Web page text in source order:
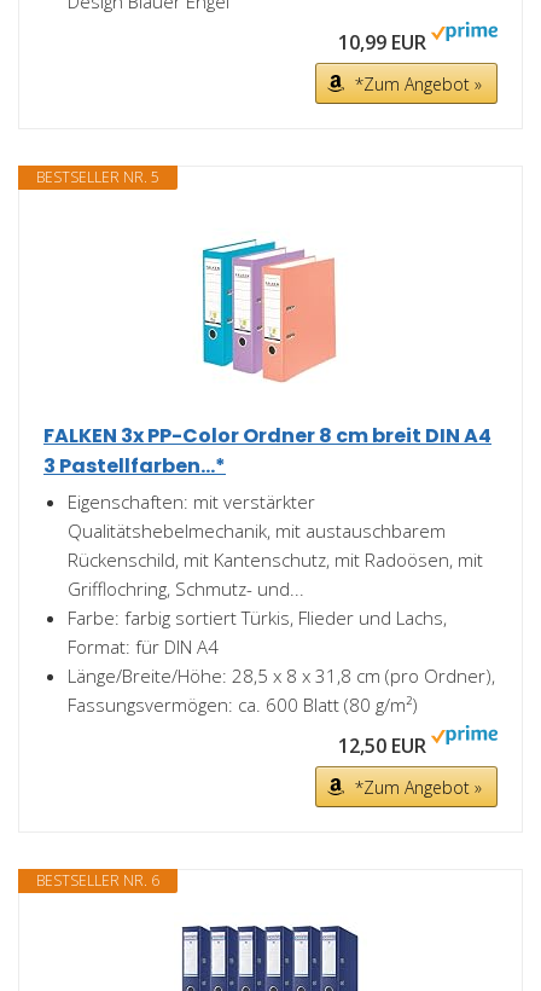
10,99 EUR
*Zum Angebot »
BESTSELLER NR. 5
FALKEN 3x PP-Color Ordner 8 cm breit DIN A4
3 Pastellfarben...*
Eigenschaften: mit verstärkter
Qualitätshebelmechanik, mit austauschbarem
Rückenschild, mit Kantenschutz, mit Radoösen, mit
Grifflochring, Schmutz- und...
Farbe: farbig sortiert Türkis, Flieder und Lachs,
Format: für DIN A4
Länge/Breite/Höhe: 28,5 x 8 x 31,8 cm (pro Ordner),
Fassungsvermögen: ca. 600 Blatt (80 g/m²)
12,50 EUR
*Zum Angebot »
BESTSELLER NR. 6